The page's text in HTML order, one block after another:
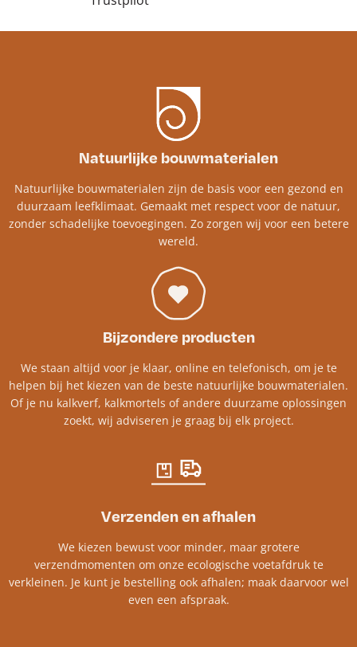
Natuurlijke bouwmaterialen
Natuurlijke bouwmaterialen zijn de basis voor een gezond en
duurzaam leefklimaat. Gemaakt met respect voor de natuur,
zonder schadelijke toevoegingen. Zo zorgen wij voor een betere
wereld.
Bijzondere producten
We staan altijd voor je klaar, online en telefonisch, om je te
helpen bij het kiezen van de beste natuurlijke bouwmaterialen.
Of je nu kalkverf, kalkmortels of andere duurzame oplossingen
zoekt, wij adviseren je graag bij elk project.​
Verzenden en afhalen
We kiezen bewust voor minder, maar grotere
verzendmomenten om onze ecologische voetafdruk te
verkleinen. Je kunt je bestelling ook afhalen; maak daarvoor wel
even een afspraak.